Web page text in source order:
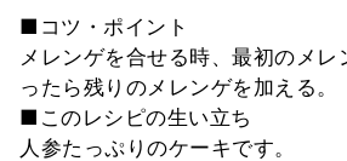
■コツ・ポイント
メレンゲを合せる時、最初のメ
ったら残りのメレンゲを加える。
■このレシピの生い立ち
人参たっぷりのケーキです。